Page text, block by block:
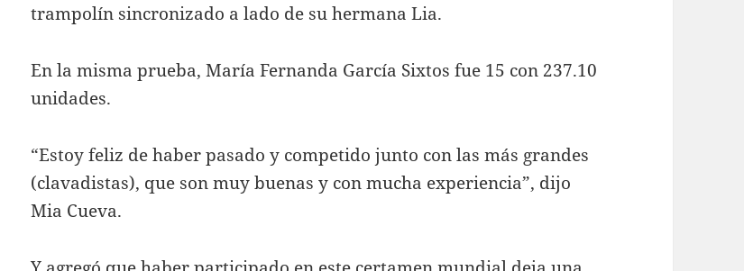
trampolín sincronizado a lado de su hermana Lia.
En la misma prueba, María Fernanda García Sixtos fue 15 con 237.10
unidades.
“Estoy feliz de haber pasado y competido junto con las más grandes
(clavadistas), que son muy buenas y con mucha experiencia”, dijo
Mia Cueva.